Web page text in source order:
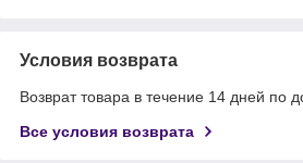
Условия возврата
Возврат товара в течение 14 дней по
Все условия возврата